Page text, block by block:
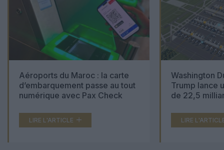
Aéroports du Maroc : la carte
d’embarquement passe au tout
numérique avec Pax Check
LIRE L'ARTICLE
Washington
Trump lance
de 22,5
LIRE